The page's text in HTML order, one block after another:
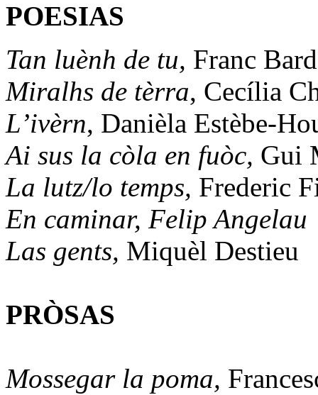
POESIAS
Tan luènh de tu, Franc
Miralhs de tèrra, Cecília
L’ivèrn, Danièla Estèbe-
Ai sus la còla en fuòc, Gui
La lutz/lo temps, Frederic
En caminar, Felip Angelau
Las gents, Miquèl Destieu
PRÒSAS
Mossegar la poma,